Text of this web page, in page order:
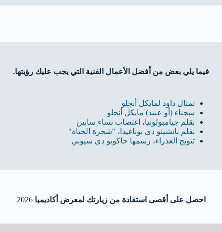
فيما يلي بعض من أفضل الأعمال الفنية التي يجب عليك رؤيتها.
تمثال داود لمايكل أنجلو
سجناء (أو عبيد) مايكل أنجلو
بقلم جيامبولونيا، اغتصاب نساء سابين
بقلم باتشينو دي بوناغيدا، "شجرة الحياة"
تتويج العذراء، رسمها جاكوبو دي سيوني
احصل على أقصى استفادة من زيارتك لمعرض أكاديميا 2026